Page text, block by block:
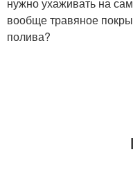
вообще травяное
полива?